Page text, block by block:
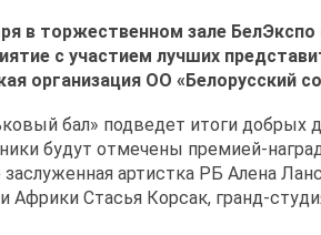
в торжественном зале
с участием лучших
организация ОО
бал» подведет итоги добрых
будут отмечены премией-
заслуженная артистка РБ Алена
Африки Стасья Корсак, гранд-